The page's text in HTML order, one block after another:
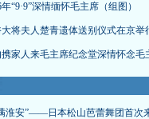
“9·9”深情缅怀毛主席（组图）
将夫人楚青遗体送别仪式在京举
家人来毛主席纪念堂深情怀念毛
淮安”——日本松山芭蕾舞团首次